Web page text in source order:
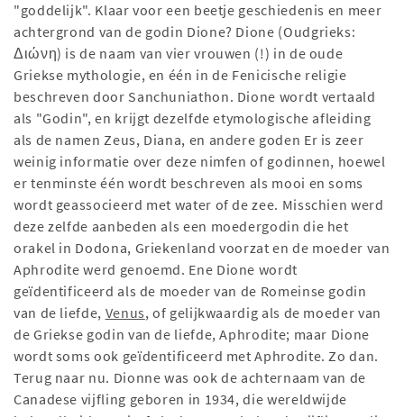
"goddelijk". Klaar voor een beetje geschiedenis en meer
achtergrond van de godin Dione? Dione (Oudgrieks:
Διώνη) is de naam van vier vrouwen (!) in de oude
Griekse mythologie, en één in de Fenicische religie
beschreven door Sanchuniathon. Dione wordt vertaald
als "Godin", en krijgt dezelfde etymologische afleiding
als de namen Zeus, Diana, en andere goden Er is zeer
weinig informatie over deze nimfen of godinnen, hoewel
er tenminste één wordt beschreven als mooi en soms
wordt geassocieerd met water of de zee. Misschien werd
deze zelfde aanbeden als een moedergodin die het
orakel in Dodona, Griekenland voorzat en de moeder van
Aphrodite werd genoemd. Ene Dione wordt
geïdentificeerd als de moeder van de Romeinse godin
van de liefde, Venus, of gelijkwaardig als de moeder van
de Griekse godin van de liefde, Aphrodite; maar Dione
wordt soms ook geïdentificeerd met Aphrodite. Zo dan.
Terug naar nu. Dionne was ook de achternaam van de
Canadese vijfling geboren in 1934, die wereldwijde